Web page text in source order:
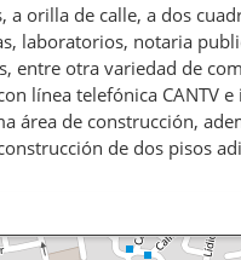
orilla de calle, a dos
laboratorios, notaria
entre otra variedad de
línea telefónica CANTV
área de construcción,
de dos pisos